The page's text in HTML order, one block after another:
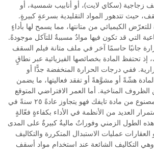
زجاجية (سكاي لايت)، أو أنابيب شمسية، أو
حيث تتدهور المواد التقليدية بسرعةٍ كبيرةٍ.
الكيميائي من متانتها، مما يسمح لها بأداءٍ
التي قد تكون فيها موادٌ مسببةٌ للتآكل موجودةً.
جانبًا حاسمًا آخر في ملف متانة فيلم السقف
تحتفظ المادة بخصائصها الفيزيائية عبر نطاقٍ
ففي درجات الحرارة المنخفضة جدًّا أو
هشّةً أو مشوَّهةً أو تفقد فعاليتها، ما يضمن
الظروف المناخية. أما العمر الافتراضي المتوقع
لتثبيتات فيلم السقف المصنوع من مادة تايفك فهو يتجاوز عادةً ٢٥ سنةً في
العديد من الأنظمة في الأداء بكفاءةٍ فعّالةٍ
الطول الزمني وفوراتٌ ماليةٌ كبيرةٌ على المدى
عمليات الاستبدال المتكررة والتكاليف
وهي التكاليف الشائعة عند استخدام مواد أسقف